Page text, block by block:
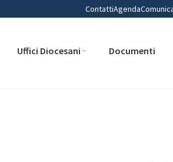
ContattiAgenda
Uffici Diocesani Documenti